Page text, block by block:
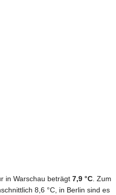
in Warschau beträgt 7,9 °C . Zum
8,6 °C, in Berlin sind es